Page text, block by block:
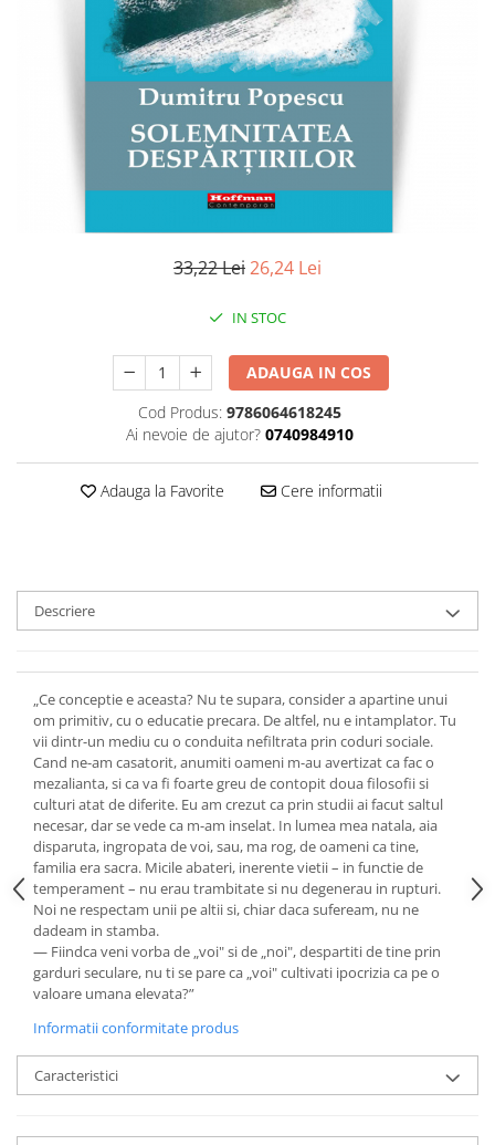
Contemporana
Universala
Publicistica / Reportaje / Interviuri
Sociologie si filozofie
33,22 Lei26,24 Lei
IN STOC
ADAUGA IN COS
Cod Produs: 9786064618245
Ai nevoie de ajutor? 0740984910
Adauga la Favorite Cere informatii
Descriere
„Ce conceptie e aceasta? Nu te supara, consider a apartine unui
om primitiv, cu o educatie precara. De altfel, nu e intamplator. Tu
vii dintr-un mediu cu o conduita nefiltrata prin coduri sociale.
Cand ne-am casatorit, anumiti oameni m-au avertizat ca fac o
mezalianta, si ca va fi foarte greu de contopit doua filosofii si
culturi atat de diferite. Eu am crezut ca prin studii ai facut saltul
necesar, dar se vede ca m-am inselat. In lumea mea natala, aia
disparuta, ingropata de voi, sau, ma rog, de oameni ca tine,
familia era sacra. Micile abateri, inerente vietii – in functie de
temperament – nu erau trambitate si nu degenerau in rupturi.
Noi ne respectam unii pe altii si, chiar daca sufeream, nu ne
dadeam in stamba.
— Fiindca veni vorba de „voi" si de „noi", despartiti de tine prin
garduri seculare, nu ti se pare ca „voi" cultivati ipocrizia ca pe o
valoare umana elevata?”
Informatii conformitate produs
Caracteristici